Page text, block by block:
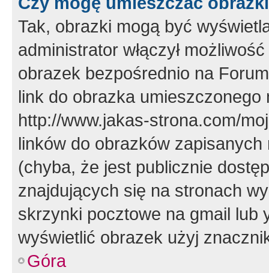
Tak, obrazki mogą być
administrator włączył
obrazek bezpośrednio na
link do obrazka
http://www.jakas-strona.com/
linków do obrazków
(chyba, że jest publicznie
znajdujących się na stronach
skrzynki pocztowe na gmail lub
wyświetlić obrazek użyj
Góra